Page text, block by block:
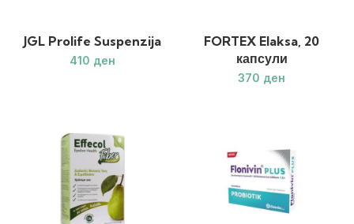
JGL Prolife Suspenzija
ден
FORTEX Elaksa, 20
капсули
ден